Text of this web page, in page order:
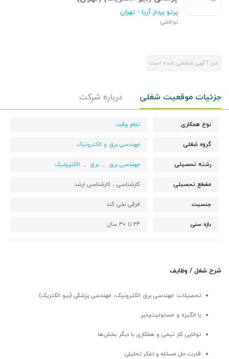
پرتو پرداز آریا - تهران
توافقی
این آگهی منقضی شده است
جزئیات موقعیت شغلی درباره شرکت
نوع همکاری تمام وقت
گروه شغلی مهندسی برق و الکترونیک
رشته تحصیلی مهندسی برق , برق , الکترونیک
مقطع تحصیلی کارشناسی ،کارشناسی ارشد
جنسیت فرقی نمی کند
بازه سنی ۲۴ تا ۳۰ سال
شرح شغل / وظایف
تحصیلات: مهندسی برق الکترونیک، مهندسی پزشکی (بیو الکتریک)
با انگیزه و مسئولیت‌پذیر
توانایی کار تیمی و همکاری با دیگر بخش‌ها
قدرت حل مسئله و تفکر تحلیلی